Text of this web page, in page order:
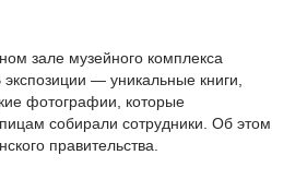
зале музейного комплекса
экспозиции — уникальные книги,
фотографии, которые
собирали сотрудники. Об этом
правительства.